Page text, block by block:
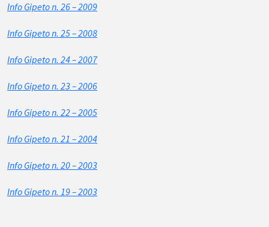
Info Gipeto n. 26 – 2009
Info Gipeto n. 25 – 2008
Info Gipeto n. 24 – 2007
Info Gipeto n. 23 – 2006
Info Gipeto n. 22 – 2005
Info Gipeto n. 21 – 2004
Info Gipeto n. 20 – 2003
Info Gipeto n. 19 – 2003